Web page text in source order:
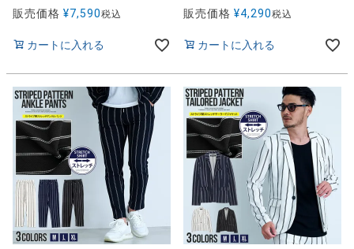
販売価格 ¥7,590税込
カートに入れる
販売価格 ¥4,290税込
カートに入れる